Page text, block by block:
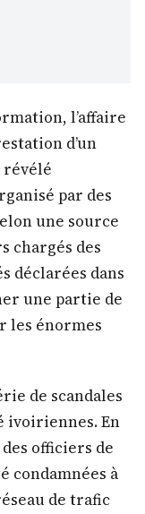
l’affaire
d’un
révélé
par des
une source
chargés des
déclarées dans
une partie de
les énormes
de scandales
ivoiriennes. En
officiers de
condamnées à
de trafic